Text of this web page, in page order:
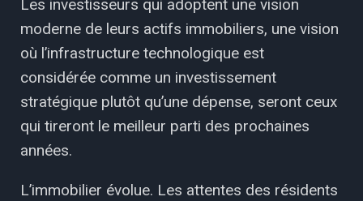
Les investisseurs qui adoptent une vision
moderne de leurs actifs immobiliers, une vision
où l’infrastructure technologique est
considérée comme un investissement
stratégique plutôt qu’une dépense, seront ceux
qui tireront le meilleur parti des prochaines
années.
L’immobilier évolue. Les attentes des résidents